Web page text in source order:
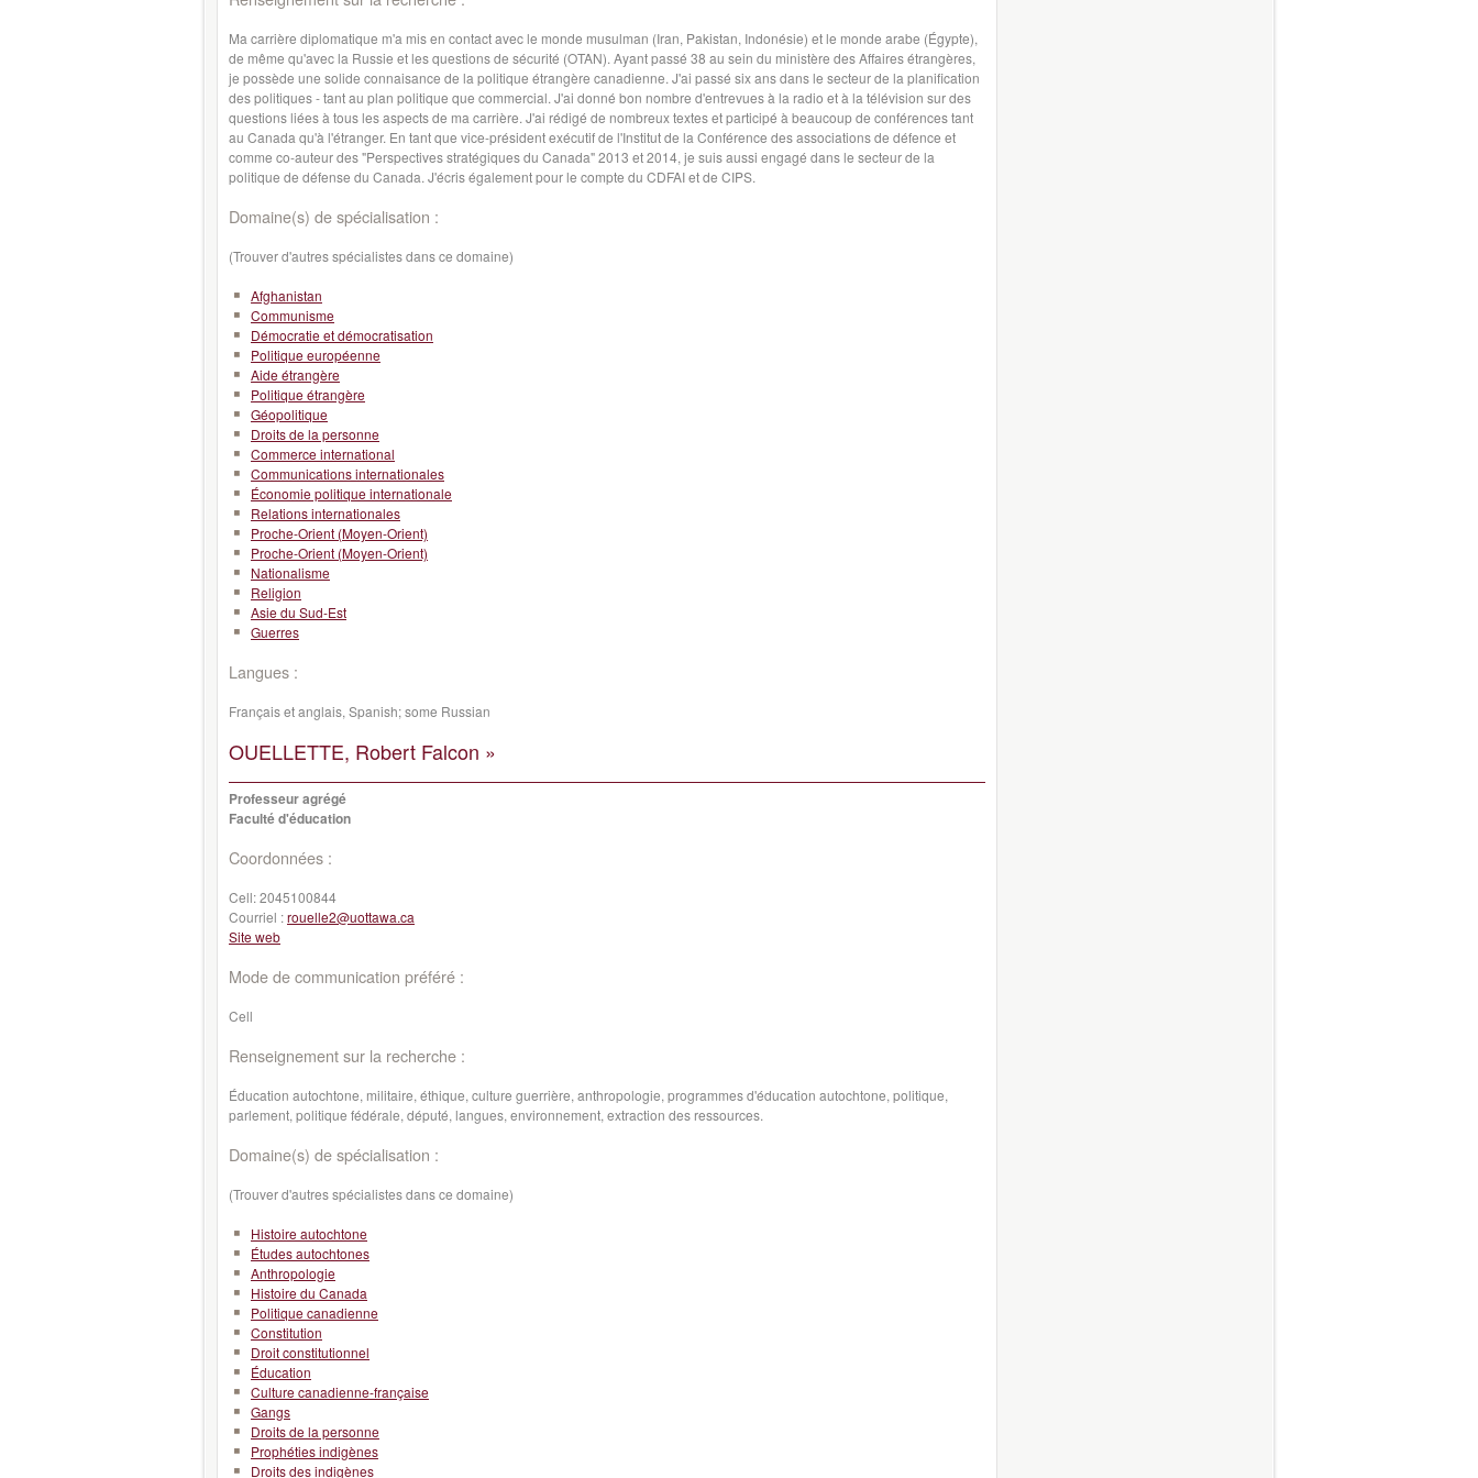
Ma carrière diplomatique m'a mis en contact avec le monde musulman (Iran, Pakistan, Indonésie) et le monde arabe (Égypte),
de même qu'avec la Russie et les questions de sécurité (OTAN). Ayant passé 38 au sein du ministère des Affaires étrangères,
je possède une solide connaisance de la politique étrangère canadienne. J'ai passé six ans dans le secteur de la planification
des politiques - tant au plan politique que commercial. J'ai donné bon nombre d'entrevues à la radio et à la télévision sur des
questions liées à tous les aspects de ma carrière. J'ai rédigé de nombreux textes et participé à beaucoup de conférences tant
au Canada qu'à l'étranger. En tant que vice-président exécutif de l'Institut de la Conférence des associations de défence et
comme co-auteur des "Perspectives stratégiques du Canada" 2013 et 2014, je suis aussi engagé dans le secteur de la
politique de défense du Canada. J'écris également pour le compte du CDFAI et de CIPS.
Domaine(s) de spécialisation :
(Trouver d'autres spécialistes dans ce domaine)
Afghanistan
Communisme
Démocratie et démocratisation
Politique européenne
Aide étrangère
Politique étrangère
Géopolitique
Droits de la personne
Commerce international
Communications internationales
Économie politique internationale
Relations internationales
Proche-Orient (Moyen-Orient)
Proche-Orient (Moyen-Orient)
Nationalisme
Religion
Asie du Sud-Est
Guerres
Langues :
Français et anglais, Spanish; some Russian
OUELLETTE, Robert Falcon »
Professeur agrégé
Faculté d'éducation
Coordonnées :
Cell:2045100844
Courriel :rouelle2@uottawa.ca
Site web
Mode de communication préféré :
Cell
Renseignement sur la recherche :
Éducation autochtone, militaire, éthique, culture guerrière, anthropologie, programmes d'éducation autochtone, politique,
parlement, politique fédérale, député, langues, environnement, extraction des ressources.
Domaine(s) de spécialisation :
(Trouver d'autres spécialistes dans ce domaine)
Histoire autochtone
Études autochtones
Anthropologie
Histoire du Canada
Politique canadienne
Constitution
Droit constitutionnel
Éducation
Culture canadienne-française
Gangs
Droits de la personne
Prophéties indigènes
Droits des indigènes